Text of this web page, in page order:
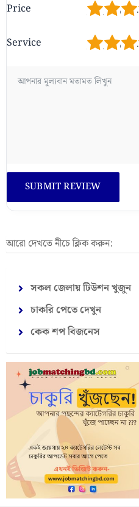
Price 4
3
2
Service 4
3
2
আরো দেখতে নীচে ক্লিক করুন:
সকল জেলায় টিউশন খুজুন
চাকরি পেতে দেখুন
কেক শপ বিজনেস